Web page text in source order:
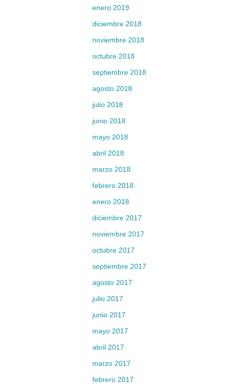
enero 2019
diciembre 2018
noviembre 2018
octubre 2018
septiembre 2018
agosto 2018
julio 2018
junio 2018
mayo 2018
abril 2018
marzo 2018
febrero 2018
enero 2018
diciembre 2017
noviembre 2017
octubre 2017
septiembre 2017
agosto 2017
julio 2017
junio 2017
mayo 2017
abril 2017
marzo 2017
febrero 2017